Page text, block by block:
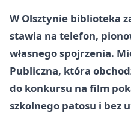
W Olsztynie biblioteka
stawia na telefon,
własnego spojrzenia.
Publiczna, która
do konkursu na film
szkolnego patosu i bez